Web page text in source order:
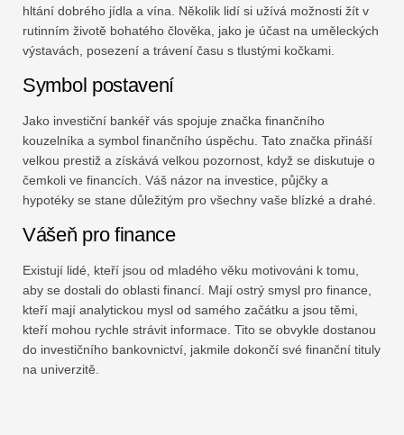
hltání dobrého jídla a vína. Několik lidí si užívá možnosti žít v
rutinním životě bohatého člověka, jako je účast na uměleckých
výstavách, posezení a trávení času s tlustými kočkami.
Symbol postavení
Jako investiční bankéř vás spojuje značka finančního
kouzelníka a symbol finančního úspěchu. Tato značka přináší
velkou prestiž a získává velkou pozornost, když se diskutuje o
čemkoli ve financích. Váš názor na investice, půjčky a
hypotéky se stane důležitým pro všechny vaše blízké a drahé.
Vášeň pro finance
Existují lidé, kteří jsou od mladého věku motivováni k tomu,
aby se dostali do oblasti financí. Mají ostrý smysl pro finance,
kteří mají analytickou mysl od samého začátku a jsou těmi,
kteří mohou rychle strávit informace. Tito se obvykle dostanou
do investičního bankovnictví, jakmile dokončí své finanční tituly
na univerzitě.